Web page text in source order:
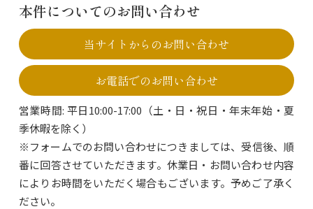
本件についてのお問い合わせ
当サイトからのお問い合わせ
お電話でのお問い合わせ
営業時間: 平日10:00-17:00（土・日・祝日・年末年始・夏
季休暇を除く）
※フォームでのお問い合わせにつきましては、受信後、順
番に回答させていただきます。休業日・お問い合わせ内容
によりお時間をいただく場合もございます。予めご了承く
ださい。